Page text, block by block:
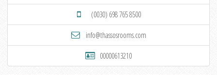
(0030) 698 765 8500
info@thassosrooms.com
00000613210